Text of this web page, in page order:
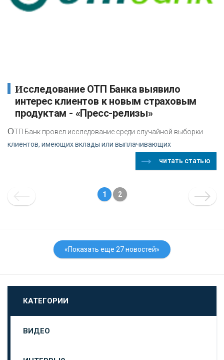
Исследование ОТП Банка выявило
интерес клиентов к новым страховым
продуктам - «Пресс-релизы»
ОТП Банк провел исследование среди случайной выборки
клиентов, имеющих вклады или выплачивающих
читать статью
1 2
«Показать еще 27 новостей»
КАТЕГОРИИ
ВИДЕО